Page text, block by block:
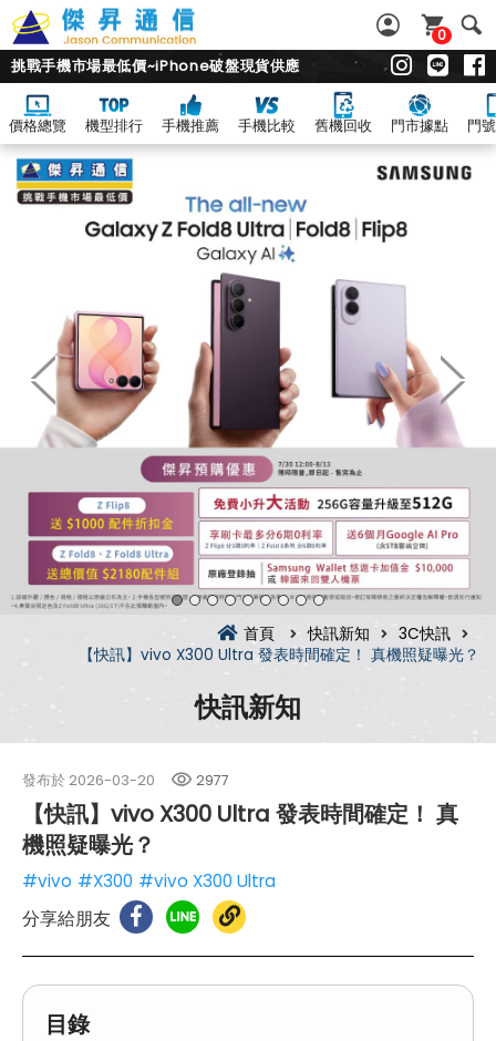
0
挑戰手機市場最低價~iPhone破盤現貨供應
價格總覽 機型排行 手機推薦 手機比較 舊機回收 門市據點 門
首頁 快訊新知
3C快訊
【快訊】vivo X300 Ultra 發表時間確定！ 真機照疑曝光？
快訊新知
發布於 2026-03-20 2977
【快訊】vivo X300 Ultra 發表時間確定！ 真
機照疑曝光？
#vivo #X300 #vivo X300 Ultra
分享給朋友
目錄